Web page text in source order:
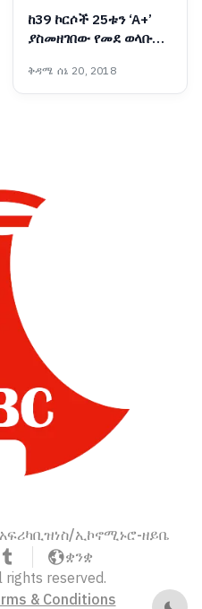
ከ39 ኮርሶች 25ቱን ‘A+’
ያስመዘገበው የመደ ወላቡ
ቅዳሜ ሰኔ 20, 2018
አፍሪካቢዝነስ/ኢኮኖሚኑሮ-ዘይቤ
ቋንቋ
reserved.
& Conditions